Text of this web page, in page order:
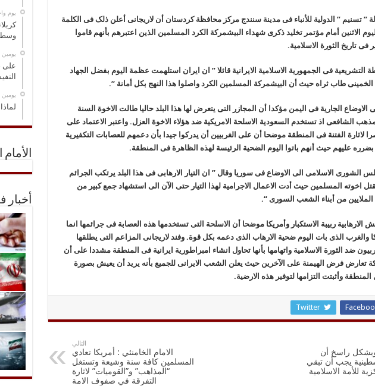
” تسنیم ” الدولیة للأنباء فی مدینة سنندج مرکز محافظة کردستان أن لاریجانی أعلن ذلک فی الکلمة
الاثنین أمام مؤتمر تخلید ذکری شهداء البیشمرکة الکرد المسلمین الذین اعتبرهم بأنهم قاموا
فی تاریخ الثورة الاسلامیة.
التشریعیة فی الجمهوریة الاسلامیة الایرانیة قائلا ” ان ایران استلهمت عظمة الیوم بفضل الجهاد
الخمینی طاب ثراه حیث أن البیشمرکة المسلمین الکرد واصلوا هذا النهج بکل أمانة “.
الاوضاع الجاریة فی الیمن مؤکدا أن المجازر التی یتعرض لها هذا البلد حالیا طالت الاخوة السنة
الشافعی اذ تستخدم السعودیة الاسلحة الامریکیة ضد هؤلاء الاخوة العزل. واعتبر الاعتماد علی
لاثارة الفتنة فی المنطقة موضحا أن علی الغربیین أن یدرکوا جیدا بأن دعمهم للعصابات التکفیریة
بضرره علیهم حیث أنهم باتوا الیوم الضحیة الرئیسة لهذه الظاهرة فی المنطقة.
الاسلامی الی الاوضاع فی سوریا وقال ” ان التیار الارهابی فی هذا البلد یرتکب الجرائم
اخوته المسلمین حیث أدت الاعمال الاجرامیة لهذا التیار حتی الآن الی استشهاد جمع کبیر من
الملایین من أبناء الشعب السوری “.
الارهابیة ربیبة الاستکبار وأمریکا موضحا أن الاسلحة التی تستخدمها هذه العصابة فی جرائمها انما
والغرب الذی بات الیوم ضحیة الارهاب الذی دعمه بکل قوة. وفند لاریجانی المزاعم التی یطلقها
ضد الثورة الاسلامیة واتهامها بأنها تحاول انشاء امبراطوریة ایرانیة فی المنطقة مشددا علی أن
تعارض فرض الهیمنة علی الآخرین حیث یعلن الشعب الایرانی للجمیع بأنه یرید أن یعیش بصورة
وأثبتت التزامها لتوفیر هذه الارضیة.
Twitter
وبشكل راسخ أن
يجب أن تبقي
للأمة الاسلامية
التالي
الامام الخامنئي : أمريكا تعادي
المسلمين كافة سنة وشيعة وتستغل
“المذاهب” و”القوميات” لاثارة
التفرقة في صفوف الامة
‏يوم
وسط
على
أخبار